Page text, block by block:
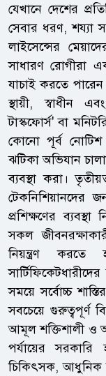
যেখানে দেশের
সেবার ধরণ, শয্যা
লাইসেন্সের
সাধারণ রোগীরা
যাচাই করতে
স্থায়ী, স্বাধীন
টাস্কফোর্স' বা
কোনো পূর্ব নোটিশ
ঝটিকা অভিযান
ব্যবস্থা করা।
টেকনিশিয়ানদের
প্রশিক্ষণের
সকল
নিয়ন্ত্রণ
সময়ে সর্বোচ্চ
সবচেয়ে গুরুত্বপূর্ণ
আমূল শক্তিশালী ও
পর্যায়ের সরকারি
চিকিৎসক, আধুনিক